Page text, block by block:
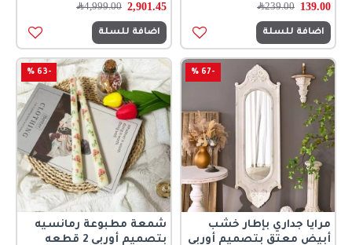
139.00
239.00﷼
اضافة للسلة
2,901.45
4,999.00﷼
اضافة للسلة
-67 %
مرايا جداري بإطار خشب
أبيض معتق بتصميم أوربي
-63 %
شمعة مطبوعة رمانسيه
بتصميم أوربي 2 قطعه